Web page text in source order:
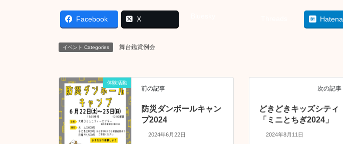
Facebook X Hatena
イベント Categories 舞台鑑賞例会
体験活動
前の記事
防災ダンボールキャン
プ2024
2024年6月22日
次の記事
どきどきキッズシティ
「ミニとちぎ2024」
2024年8月11日